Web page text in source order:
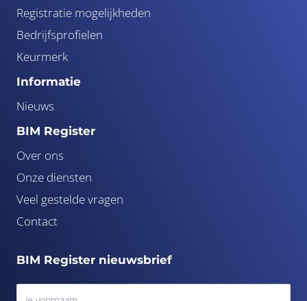
Registratie mogelijkheden
Bedrijfsprofielen
Keurmerk
Informatie
Nieuws
BIM Register
Over ons
Onze diensten
Veel gestelde vragen
Contact
BIM Register nieuwsbrief